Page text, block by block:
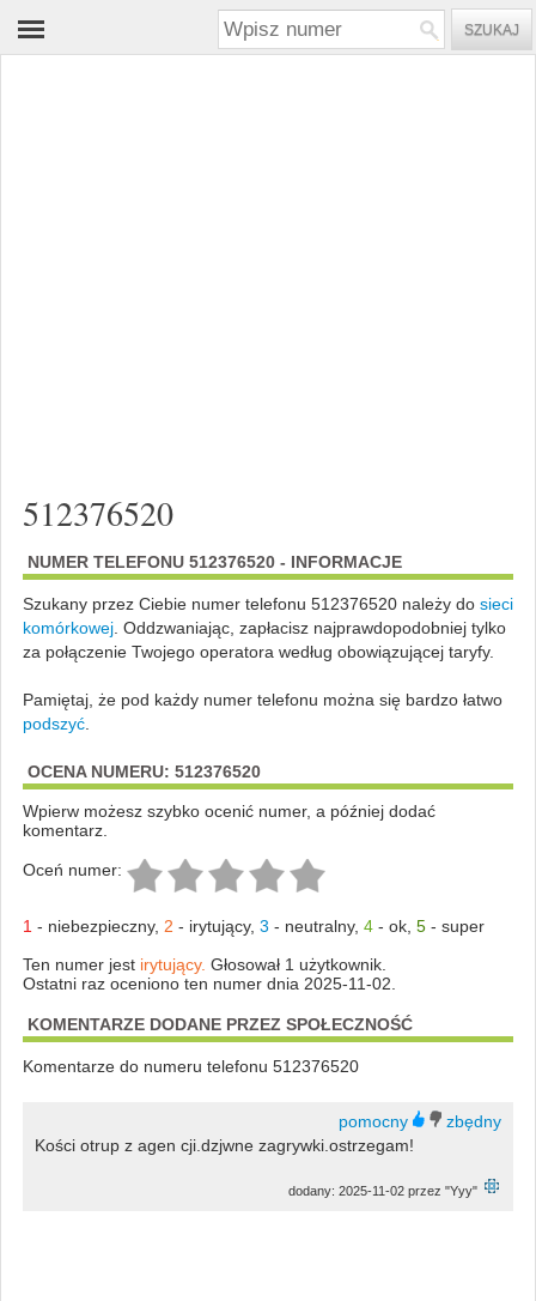
512376520
NUMER TELEFONU 512376520 - INFORMACJE
Szukany przez Ciebie numer telefonu 512376520 należy do sieci
komórkowej. Oddzwaniając, zapłacisz najprawdopodobniej tylko
za połączenie Twojego operatora według obowiązującej taryfy.
Pamiętaj, że pod każdy numer telefonu można się bardzo łatwo
podszyć.
OCENA NUMERU: 512376520
Wpierw możesz szybko ocenić numer, a później dodać
komentarz.
Oceń numer:
1 - niebezpieczny, 2 - irytujący, 3 - neutralny, 4- ok, 5- super
Ten numer jest irytujący. Głosował 1 użytkownik.
Ostatni raz oceniono ten numer dnia 2025-11-02.
KOMENTARZE DODANE PRZEZ SPOŁECZNOŚĆ
Komentarze do numeru telefonu 512376520
Kości otrup z agen cji.dzjwne zagrywki.ostrzegam!
dodany: 2025-11-02 przez "Yyy"